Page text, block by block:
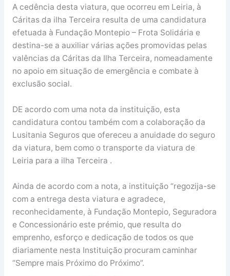
A cedência desta viatura, que ocorreu em Leiria, à
Cáritas da ilha Terceira resulta de uma candidatura
efetuada à Fundação Montepio – Frota Solidária e
destina-se a auxiliar várias ações promovidas pelas
valências da Cáritas da Ilha Terceira, nomeadamente
no apoio em situação de emergência e combate à
exclusão social.
DE acordo com uma nota da instituição, esta
candidatura contou também com a colaboração da
Lusitania Seguros que ofereceu a anuidade do seguro
da viatura, bem como o transporte da viatura de
Leiria para a ilha Terceira .
Ainda de acordo com a nota, a instituição “regozija-se
com a entrega desta viatura e agradece,
reconhecidamente, à Fundação Montepio, Seguradora
e Concessionário este prémio, que resulta do
emprenho, esforço e dedicação de todos os que
diariamente nesta Instituição procuram caminhar
“Sempre mais Próximo do Próximo”.